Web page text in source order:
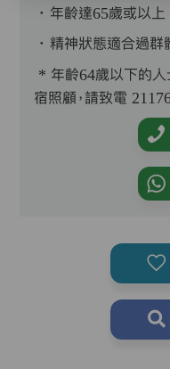
．年齡達65歲或以上
．精神狀態適合過群
* 年齡64歲以下的
宿照顧，請致電